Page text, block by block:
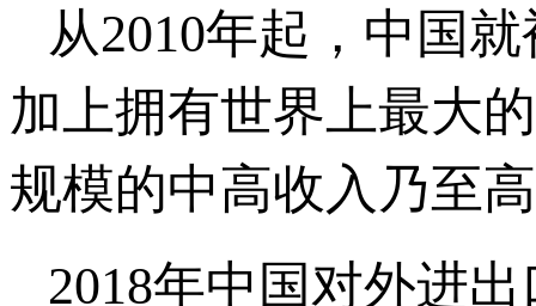
从2010年起，中国
加上拥有世界上最大
规模的中高收入乃至
2018年中国对外进